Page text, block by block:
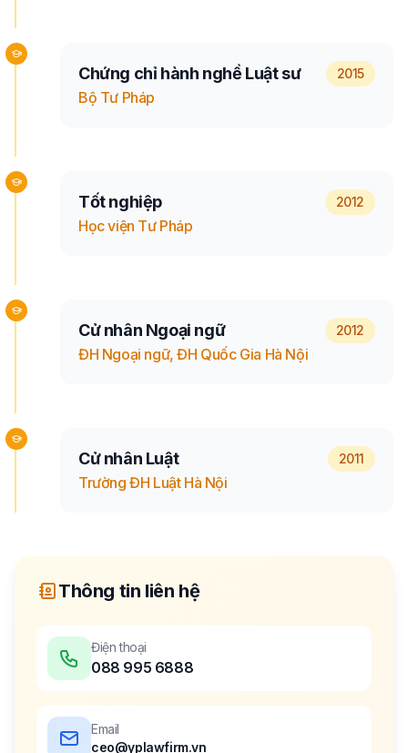
Chứng chỉ hành nghề Luật sư
Bộ Tư Pháp
2015
Tốt nghiệp
Học viện Tư Pháp
2012
Cử nhân Ngoại ngữ
ĐH Ngoại ngữ, ĐH Quốc Gia Hà Nội
2012
Cử nhân Luật
Trường ĐH Luật Hà Nội
2011
Thông tin liên hệ
Điện thoại
088 995 6888
Email
ceo@yplawfirm.vn